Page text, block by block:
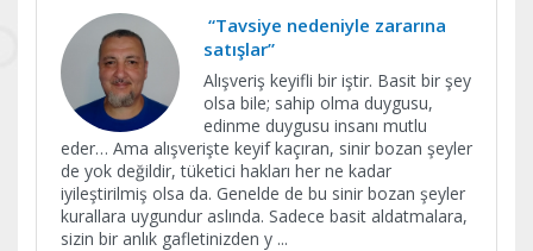
“Tavsiye nedeniyle zararına
satışlar”
Alışveriş keyifli bir iştir. Basit bir şey
olsa bile; sahip olma duygusu,
edinme duygusu insanı mutlu
eder… Ama alışverişte keyif kaçıran, sinir bozan şeyler
de yok değildir, tüketici hakları her ne kadar
iyileştirilmiş olsa da. Genelde de bu sinir bozan şeyler
kurallara uygundur aslında. Sadece basit aldatmalara,
sizin bir anlık gafletinizden y ...